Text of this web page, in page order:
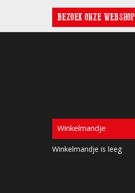
BEZOEK ONZE WEBSHOP
Winkelmandje
Winkelmandje is leeg